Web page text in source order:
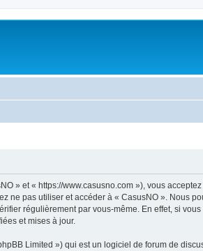
» et « https://www.casusno.com »), vous
ne pas utiliser et accéder à « CasusNO ». Nous
régulièrement par vous-même. En effet, si
et mises à jour.
Limited ») qui est un logiciel de forum de